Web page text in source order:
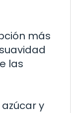
más
las
y